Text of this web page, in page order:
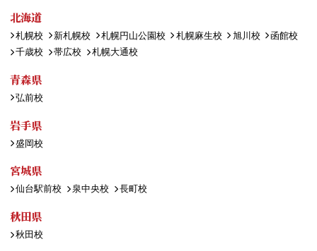
北海道
札幌校 新札幌校 札幌円山公園校 札幌麻生校 旭川校
函館校
千歳校
帯広校 札幌大通校
青森県
弘前校
岩手県
盛岡校
宮城県
仙台駅前校 泉中央校 長町校
秋田県
秋田校